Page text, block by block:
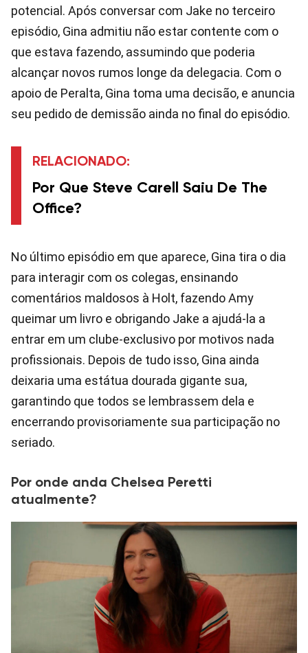
potencial. Após conversar com Jake no terceiro
episódio, Gina admitiu não estar contente com o
que estava fazendo, assumindo que poderia
alcançar novos rumos longe da delegacia. Com o
apoio de Peralta, Gina toma uma decisão, e anuncia
seu pedido de demissão ainda no final do episódio.
RELACIONADO:
Por Que Steve Carell Saiu De The
Office?
No último episódio em que aparece, Gina tira o dia
para interagir com os colegas, ensinando
comentários maldosos à Holt, fazendo Amy
queimar um livro e obrigando Jake a ajudá-la a
entrar em um clube-exclusivo por motivos nada
profissionais. Depois de tudo isso, Gina ainda
deixaria uma estátua dourada gigante sua,
garantindo que todos se lembrassem dela e
encerrando provisoriamente sua participação no
seriado.
Por onde anda Chelsea Peretti
atualmente?